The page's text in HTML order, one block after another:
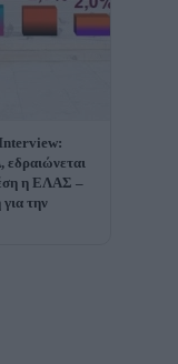
εδραιώνεται
η ΕΛΑΣ –
την